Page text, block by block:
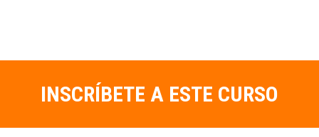
INSCRÍBETE A ESTE CURSO